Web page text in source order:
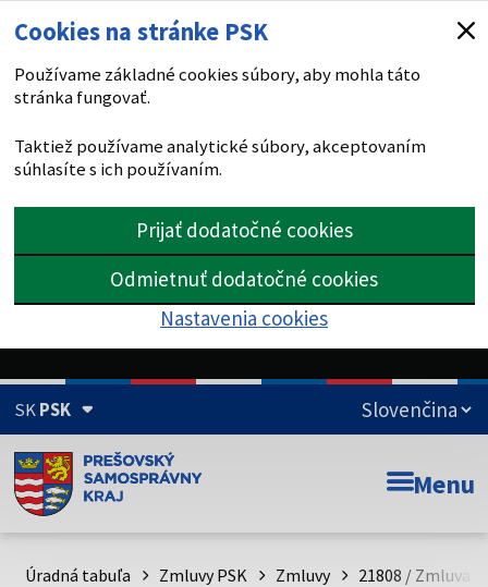
Cookies na stránke PSK
Používame základné cookies súbory, aby mohla táto
stránka fungovať.
Taktiež používame analytické súbory, akceptovaním
súhlasíte s ich používaním.
Prijať dodatočné cookies
Odmietnuť dodatočné cookies
Nastavenia cookies
SKPSK
Doména psk.sk je oficiálna
Toto je oficiálna webová stránka Prešovského
psk.sk.
Menu
Úradná tabuľa Zmluvy PSK Zmluvy 21808 / Zmluva